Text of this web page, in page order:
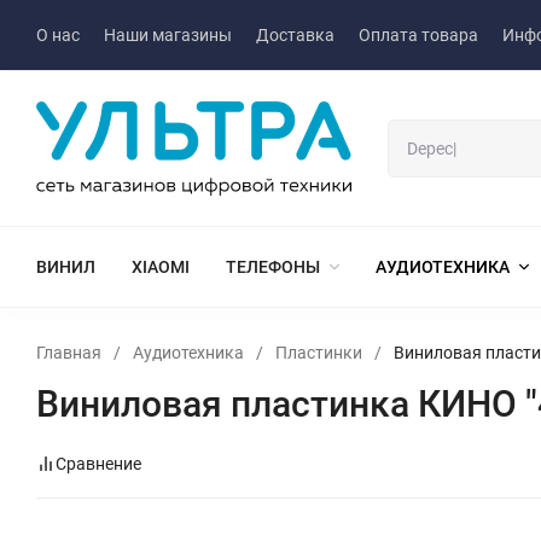
О нас Наши магазины Доставка Оплата товара
ВИНИЛ XIAOMI ТЕЛЕФОНЫ АУДИОТЕХНИКА
Главная / Аудиотехника / Пластинки / Виниловая
Виниловая пластинка КИНО
Сравнение